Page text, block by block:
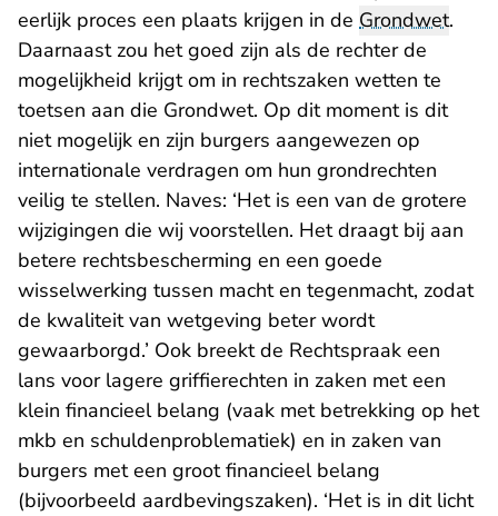
eerlijk proces een plaats krijgen in de Grondwet.
Daarnaast zou het goed zijn als de rechter de
mogelijkheid krijgt om in rechtszaken wetten te
toetsen aan die Grondwet. Op dit moment is dit
niet mogelijk en zijn burgers aangewezen op
internationale verdragen om hun grondrechten
veilig te stellen. Naves: ‘Het is een van de grotere
wijzigingen die wij voorstellen. Het draagt bij aan
betere rechtsbescherming en een goede
wisselwerking tussen macht en tegenmacht, zodat
de kwaliteit van wetgeving beter wordt
gewaarborgd.’ Ook breekt de Rechtspraak een
lans voor lagere griffierechten in zaken met een
klein financieel belang (vaak met betrekking op het
mkb en schuldenproblematiek) en in zaken van
burgers met een groot financieel belang
(bijvoorbeeld aardbevingszaken). ‘Het is in dit licht